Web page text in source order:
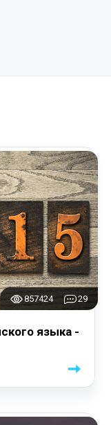
857424 29
языка -